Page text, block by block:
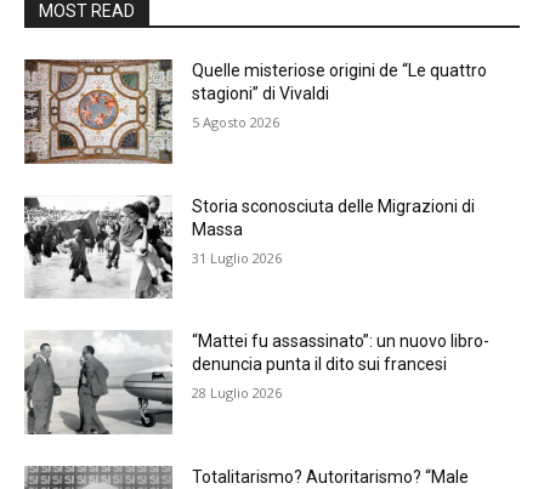
MOST READ
Quelle misteriose origini de “Le quattro
stagioni” di Vivaldi
5 Agosto 2026
Storia sconosciuta delle Migrazioni di
Massa
31 Luglio 2026
“Mattei fu assassinato”: un nuovo libro-
denuncia punta il dito sui francesi
28 Luglio 2026
Totalitarismo? Autoritarismo? “Male